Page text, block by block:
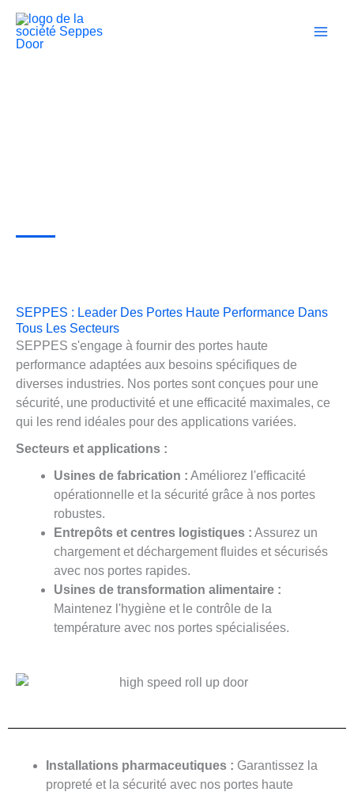
contenu
SEPPES : Leader Des Portes Haute Performance Dans
Tous Les Secteurs
SEPPES s'engage à fournir des portes haute
performance adaptées aux besoins spécifiques de
diverses industries. Nos portes sont conçues pour une
sécurité, une productivité et une efficacité maximales, ce
qui les rend idéales pour des applications variées.
Secteurs et applications :
Usines de fabrication : Améliorez l'efficacité
opérationnelle et la sécurité grâce à nos portes
robustes.
Entrepôts et centres logistiques : Assurez un
chargement et déchargement fluides et sécurisés
avec nos portes rapides.
Usines de transformation alimentaire :
Maintenez l'hygiène et le contrôle de la
température avec nos portes spécialisées.
Installations pharmaceutiques : Garantissez la
propreté et la sécurité avec nos portes haute